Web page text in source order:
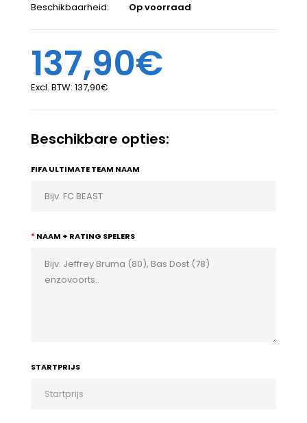
Beschikbaarheid:
Op voorraad
137,90€
Excl. BTW: 137,90€
Beschikbare opties:
FIFA ULTIMATE TEAM NAAM
NAAM + RATING SPELERS
STARTPRIJS